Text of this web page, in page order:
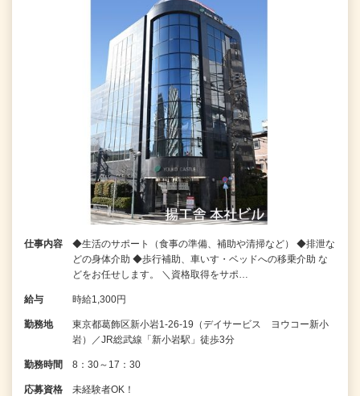
仕事内容
◆生活のサポート（食事の準備、補助や清掃など） ◆排泄な
どの身体介助 ◆歩行補助、車いす・ベッドへの移乗介助 な
どをお任せします。 ＼資格取得をサポ…
給与 時給1,300円
勤務地
東京都葛飾区新小岩1-26-19（デイサービス ヨウコー新小
岩）／JR総武線「新小岩駅」徒歩3分
勤務時間 8：30～17：30
応募資格 未経験者OK！